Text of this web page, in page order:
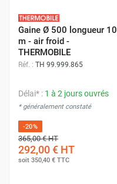
Gaine Ø 500 longueur 10
m - air froid -
THERMOBILE
Réf. : TH 99.999.865
Délai* : 1 à 2 jours ouvrés
* généralement constaté
-20%
365,00 €HT
292,00 € HT
soit 350,40 € TTC